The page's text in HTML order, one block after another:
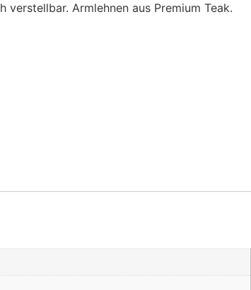
Armlehnen aus Premium Teak.